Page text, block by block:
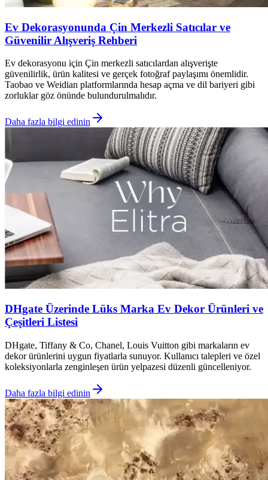
Ev Dekorasyonunda Çin Merkezli Satıcılar ve
Güvenilir Alışveriş Rehberi
Ev dekorasyonu için Çin merkezli satıcılardan alışverişte
güvenilirlik, ürün kalitesi ve gerçek fotoğraf paylaşımı önemlidir.
Taobao ve Weidian platformlarında hesap açma ve dil bariyeri gibi
zorluklar göz önünde bulundurulmalıdır.
Daha fazla bilgi edinin
DHgate Üzerinde Lüks Marka Ev Dekor Ürünleri ve
Çeşitleri Listesi
DHgate, Tiffany & Co, Chanel, Louis Vuitton gibi markaların ev
dekor ürünlerini uygun fiyatlarla sunuyor. Kullanıcı talepleri ve özel
koleksiyonlarla zenginleşen ürün yelpazesi düzenli güncelleniyor.
Daha fazla bilgi edinin